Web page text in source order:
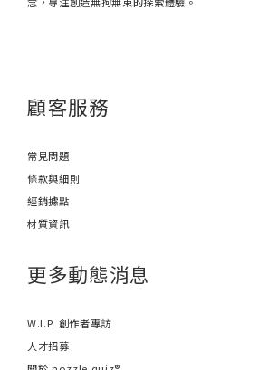
顧客服務
常見問題
條款與細則
經銷據點
材質資訊
更多動態消息
W.I.P. 創作者專訪
人才招募